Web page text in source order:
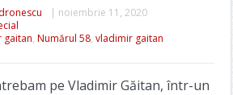
| noiembrie 11, 2020
gaitan, Numărul 58, vladimir gaitan
pe Vladimir Găitan, într-un